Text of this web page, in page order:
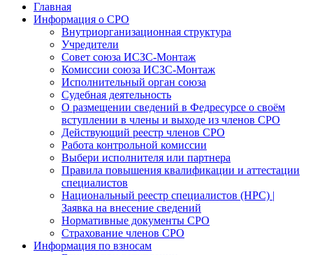
Главная
Информация о СРО
Внутриорганизационная структура
Учредители
Совет союза ИСЗС-Монтаж
Комиссии союза ИСЗС-Монтаж
Исполнительный орган союза
Судебная деятельность
О размещении сведений в Федресурсе о своём
вступлении в члены и выходе из членов СРО
Действующий реестр членов СРО
Работа контрольной комиссии
Выбери исполнителя или партнера
Правила повышения квалификации и аттестации
специалистов
Национальный реестр специалистов (НРС) |
Заявка на внесение сведений
Нормативные документы СРО
Страхование членов СРО
Информация по взносам